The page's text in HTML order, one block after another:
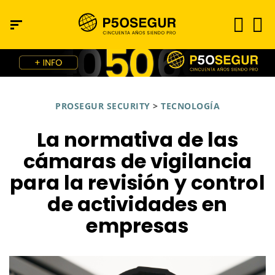
PROSEGUR SECURITY > TECNOLOGÍA
La normativa de las
cámaras de vigilancia
para la revisión y control
de actividades en
empresas